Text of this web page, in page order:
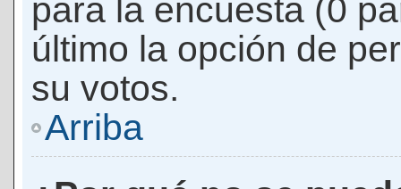
para la encuesta (0
último la opción de
su votos.
Arriba